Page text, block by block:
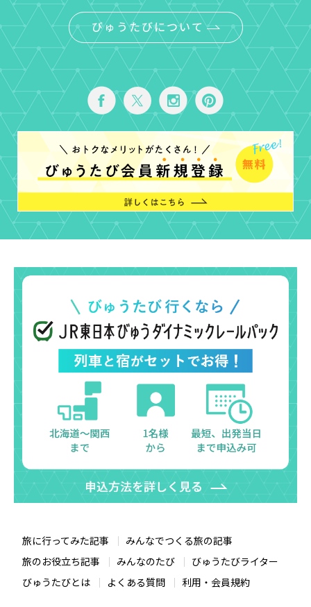
びゅうたびについて
旅に行ってみた記事
みんなでつくる旅の記事
旅のお役立ち記事
みんなのたび
びゅうたびライター
びゅうたびとは
よくある質問 利用・会員規約